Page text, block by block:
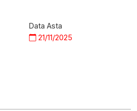
Data Asta
21/11/2025